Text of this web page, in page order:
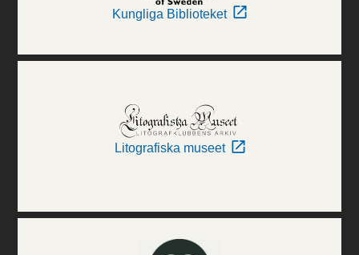
Kungliga Biblioteket
Litografiska museet